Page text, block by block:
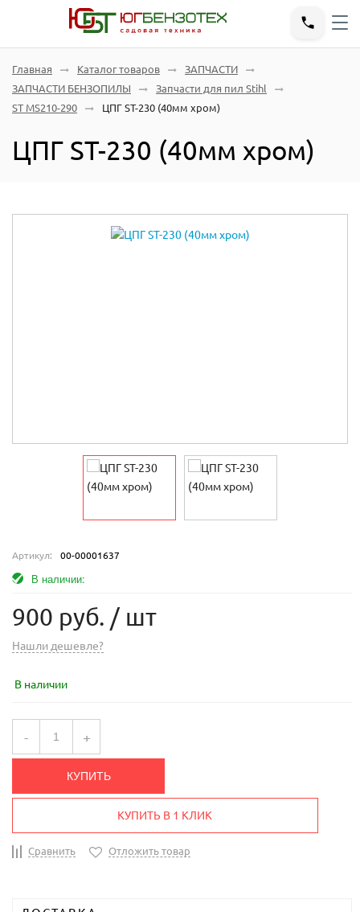
Главная Каталог товаров
ЗАПЧАСТИ
ЗАПЧАСТИ БЕНЗОПИЛЫ
Запчасти для пил Stihl
ST MS210-290
ЦПГ ST-230 (40мм хром)
ЦПГ ST-230 (40мм хром)
Артикул: 00-00001637
В наличии:
900 руб. / шт
Нашли дешевле?
В наличии
- +
КУПИТЬ
КУПИТЬ В 1 КЛИК
Сравнить Отложить товар